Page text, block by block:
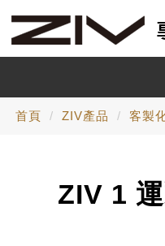
首頁 ZIV產品 客製
ZIV 1